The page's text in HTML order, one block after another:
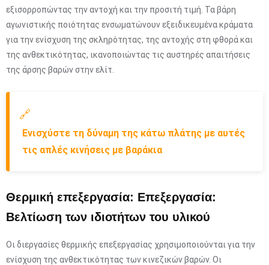
εξισορροπώντας την αντοχή και την προσιτή τιμή. Τα βάρη
αγωνιστικής ποιότητας ενσωματώνουν εξειδικευμένα κράματα
για την ενίσχυση της σκληρότητας, της αντοχής στη φθορά και
της ανθεκτικότητας, ικανοποιώντας τις αυστηρές απαιτήσεις
της άρσης βαρών στην ελίτ.
🔗
Ενισχύστε τη δύναμη της κάτω πλάτης με αυτές
τις απλές κινήσεις με βαράκια
Θερμική επεξεργασία: Επεξεργασία:
Βελτίωση των ιδιοτήτων του υλικού
Οι διεργασίες θερμικής επεξεργασίας χρησιμοποιούνται για την
ενίσχυση της ανθεκτικότητας των κινεζικών βαρών. Οι